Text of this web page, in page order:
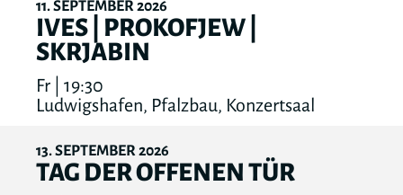
11 SEPTEMBER2026
IVES | PROKOFJEW |
SKRJABIN
Fr | 19:30
Ludwigshafen, Pfalzbau, Konzertsaal
13 SEPTEMBER2026
TAG DER OFFENEN TÜR